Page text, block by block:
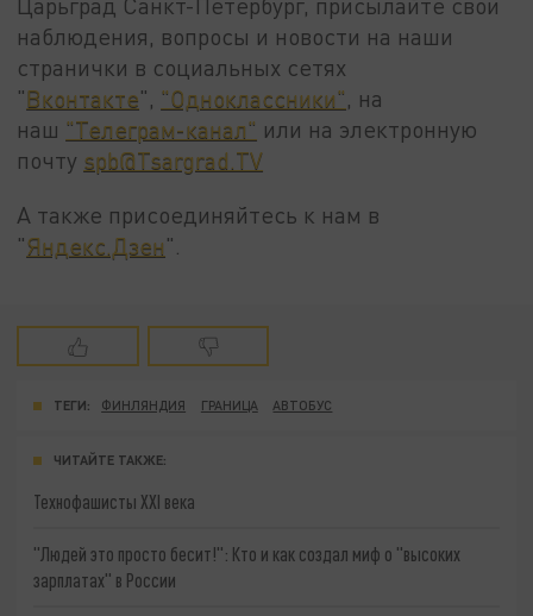
Царьград Санкт-Петербург, присылайте свои
наблюдения, вопросы и новости на наши
странички в социальных сетях
"Вконтакте", "Одноклассники", на
наш "Телеграм-канал" или на электронную
почту spb@Tsargrad.TV
А также присоединяйтесь к нам в
"Яндекс.Дзен".
ТЕГИ: ФИНЛЯНДИЯ ГРАНИЦА АВТОБУС
ЧИТАЙТЕ ТАКЖЕ:
Технофашисты XXI века
"Людей это просто бесит!": Кто и как создал миф о "высоких
зарплатах" в России